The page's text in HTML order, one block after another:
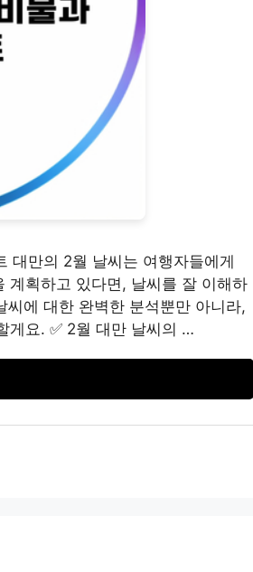
대만의 2월 날씨는 여행자들에게
계획하고 있다면, 날씨를 잘 이해하
에 대한 완벽한 분석뿐만 아니라,
게요. ✅ 2월 대만 날씨의 …